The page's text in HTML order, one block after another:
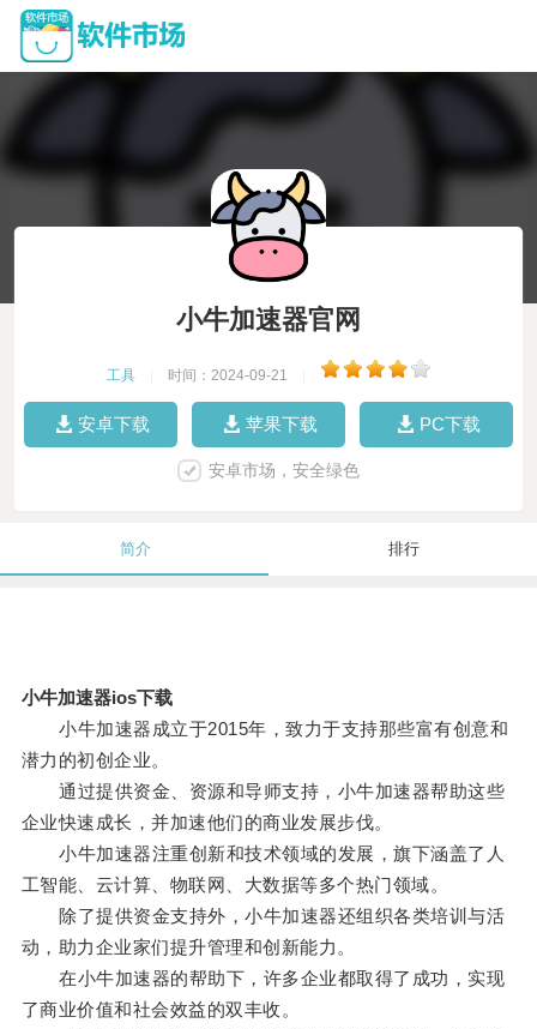
小牛加速器官网
工具 时间：2024-09-21
安卓下载 苹果下载 PC下载
安卓市场，安全绿色
简介 排行
小牛加速器ios下载
小牛加速器成立于2015年，致力于支持那些富有创意和
潜力的初创企业。
通过提供资金、资源和导师支持，小牛加速器帮助这些
企业快速成长，并加速他们的商业发展步伐。
小牛加速器注重创新和技术领域的发展，旗下涵盖了人
工智能、云计算、物联网、大数据等多个热门领域。
除了提供资金支持外，小牛加速器还组织各类培训与活
动，助力企业家们提升管理和创新能力。
在小牛加速器的帮助下，许多企业都取得了成功，实现
了商业价值和社会效益的双丰收。